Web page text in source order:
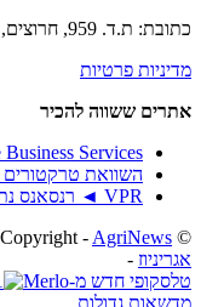
כתובת: ת.ד. 959, חרוצים, מיקוד 60917
מדיניות פרטיות
אתרים ששווה להכיר
Business Services
השוואת טרקטורים
VPR ◄ רנסאנס נתיבי האבולוציה בתעשיית הרכב
© ‫Copyright -
אגריניוז -
טלסקופי חדש מ-Merlo
מדשאות גדולות